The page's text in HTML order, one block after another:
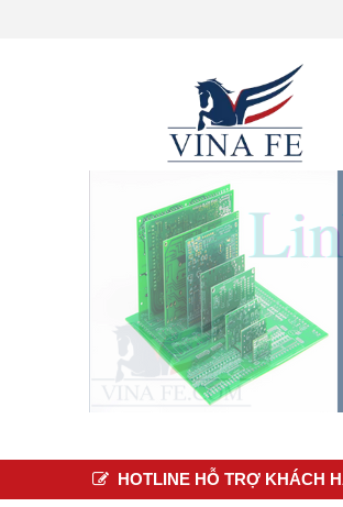
HOTLINE HỖ TRỢ KHÁCH